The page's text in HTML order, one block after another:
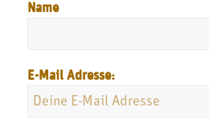
Name
E-Mail Adresse: